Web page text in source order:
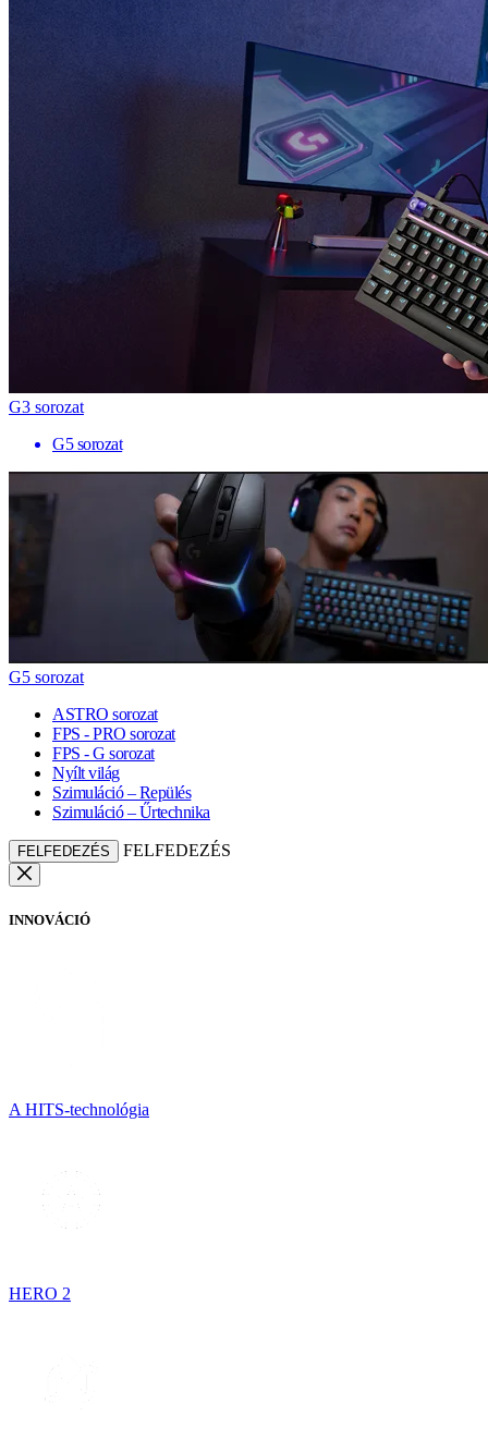
G3 sorozat
G5 sorozat
G5 sorozat
ASTRO sorozat
FPS - PRO sorozat
FPS - G sorozat
Nyílt világ
Szimuláció – Repülés
Szimuláció – Űrtechnika
FELFEDEZÉS FELFEDEZÉS
INNOVÁCIÓ
A HITS-technológia
HERO 2